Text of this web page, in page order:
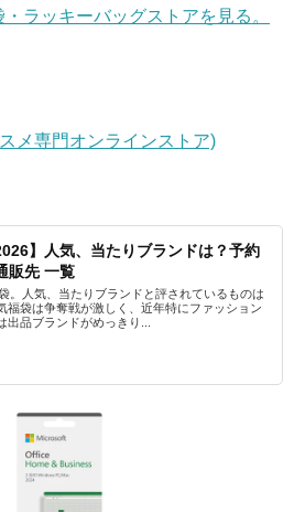
ラッキーバッグストアを見る。
メ専門オンラインストア)
】人気、当たりブランドは？予約
販先 一覧
。人気、当たりブランドと評されているものは
福袋は争奪戦が激しく、近年特にファッション
出品ブランドがめっきり...